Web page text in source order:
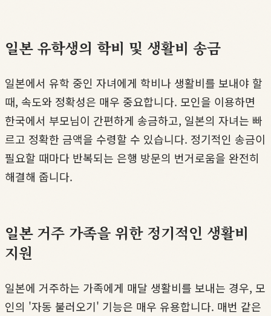
일본 유학생의 학비 및 생활비 송금
일본에서 유학 중인 자녀에게 학비나 생활비를 보내야 할
때, 속도와 정확성은 매우 중요합니다. 모인을 이용하면
한국에서 부모님이 간편하게 송금하고, 일본의 자녀는 빠
르고 정확한 금액을 수령할 수 있습니다. 정기적인 송금이
필요할 때마다 반복되는 은행 방문의 번거로움을 완전히
해결해 줍니다.
일본 거주 가족을 위한 정기적인 생활비
지원
일본에 거주하는 가족에게 매달 생활비를 보내는 경우, 모
인의 '자동 불러오기' 기능은 매우 유용합니다. 매번 같은